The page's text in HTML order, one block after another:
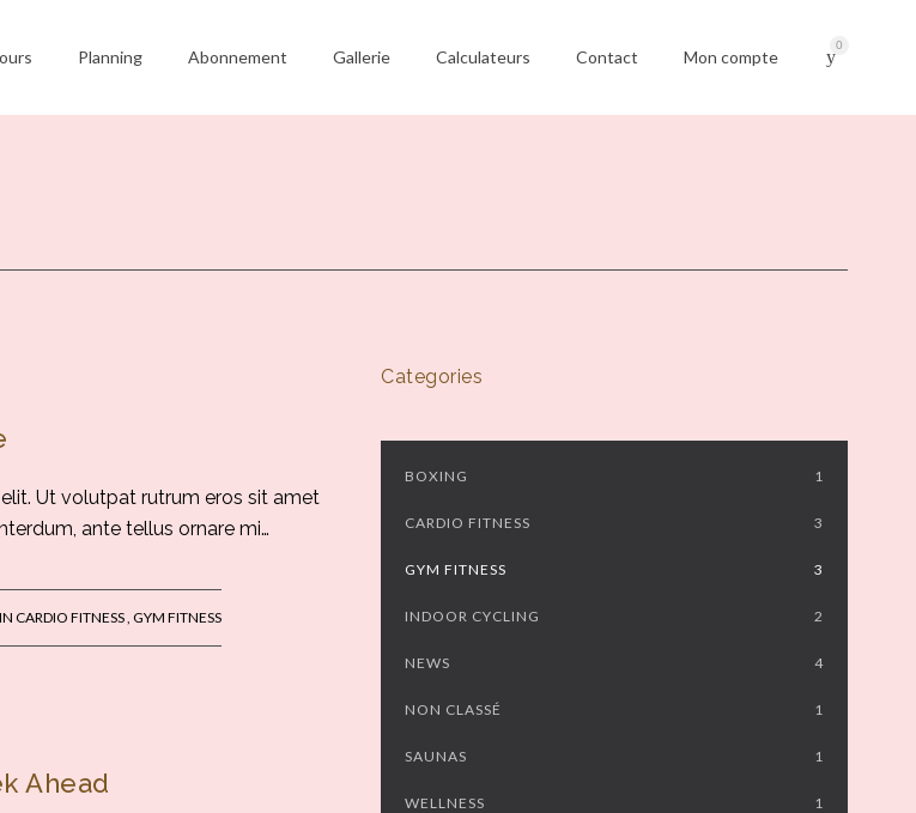
Planning Abonnement Gallerie Calculateurs Contact Mon compte
0
Ut volutpat rutrum eros sit amet
ante tellus ornare mi…
IN CARDIO FITNESS, GYM FITNESS
Ahead
Categories
BOXING 1
CARDIO FITNESS 3
GYM FITNESS 3
INDOOR CYCLING 2
NEWS 4
NON CLASSÉ 1
SAUNAS 1
WELLNESS 1